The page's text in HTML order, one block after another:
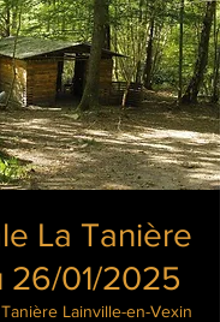
La Tanière
26/01/2025
Tanière Lainville-en-Vexin